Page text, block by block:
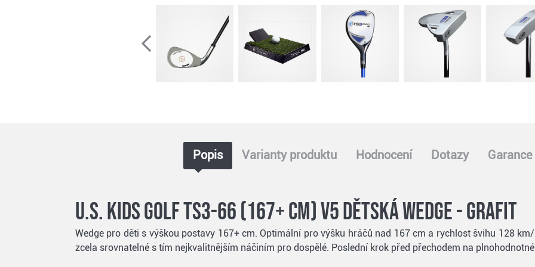
Popis Varianty produktu Hodnocení Dotazy
U.S. Kids Golf TS3-66 (167+ cm) v5 dětská wedge - grafit
Wedge pro děti s výškou postavy 167+ cm. Optimální pro výšku hráčů nad 167 cm a rychlost švihu 128
zcela srovnatelné s tím nejkvalitnějším náčiním pro dospělé. Poslední krok před přechodem na